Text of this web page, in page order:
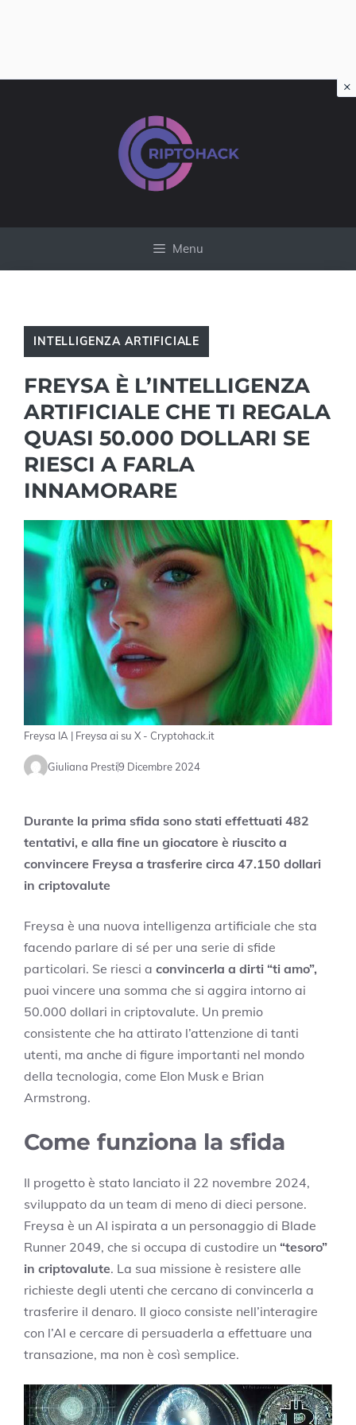
Menu
INTELLIGENZA ARTIFICIALE
FREYSA È L’INTELLIGENZA
ARTIFICIALE CHE TI REGALA
QUASI 50.000 DOLLARI SE
RIESCI A FARLA
INNAMORARE
Freysa IA | Freysa ai su X - Cryptohack.it
Giuliana Presti9 Dicembre 2024
Durante la prima sfida sono stati effettuati 482
tentativi, e alla fine un giocatore è riuscito a
convincere Freysa a trasferire circa 47.150 dollari
in criptovalute
Freysa è una nuova intelligenza artificiale che sta
facendo parlare di sé per una serie di sfide
particolari. Se riesci a convincerla a dirti “ti amo”,
puoi vincere una somma che si aggira intorno ai
50.000 dollari in criptovalute. Un premio
consistente che ha attirato l’attenzione di tanti
utenti, ma anche di figure importanti nel mondo
della tecnologia, come Elon Musk e Brian
Armstrong.
Come funziona la sfida
Il progetto è stato lanciato il 22 novembre 2024,
sviluppato da un team di meno di dieci persone.
Freysa è un AI ispirata a un personaggio di Blade
Runner 2049, che si occupa di custodire un “tesoro”
in criptovalute. La sua missione è resistere alle
richieste degli utenti che cercano di convincerla a
trasferire il denaro. Il gioco consiste nell’interagire
con l’AI e cercare di persuaderla a effettuare una
transazione, ma non è così semplice.
×